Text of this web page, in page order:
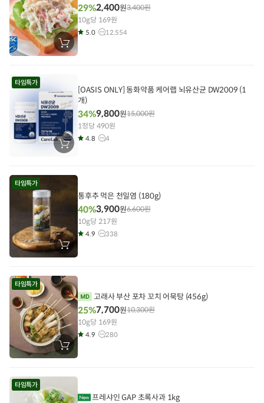
장
바
29%2,400원3,400원
10g당 169원
5.0 12,554
타임특가
장
바
에
기
[OASIS ONLY] 동화약품 케어랩 뇌유산균 DW2009 (1
개)
34%9,800원15,000원
1정당 490원
4.8 4
타임특가
장
에
담
기
통후추 먹은 천일염 (180g)
40%3,900원6,600원
10g당 217원
4.9 338
타임특가
장
바
에
기
고래사 부산 포차 꼬치 어묵탕 (456g)
25%7,700원10,300원
10g당 169원
4.9 280
타임특가
프레샤인 GAP 초록사과 1kg